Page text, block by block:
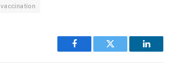
vaccination
Facebook Twitter LinkedIn